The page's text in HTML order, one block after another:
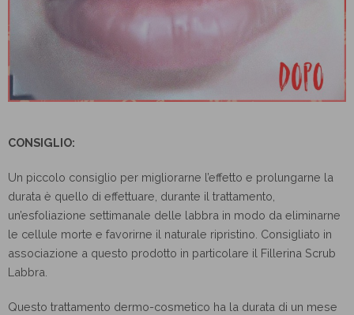
CONSIGLIO:
Un piccolo consiglio per migliorarne l’effetto e prolungarne la
durata è quello di effettuare, durante il trattamento,
un’esfoliazione settimanale delle labbra in modo da eliminarne
le cellule morte e favorirne il naturale ripristino. Consigliato in
associazione a questo prodotto in particolare il Fillerina Scrub
Labbra.
Questo trattamento dermo-cosmetico ha la durata di un mese